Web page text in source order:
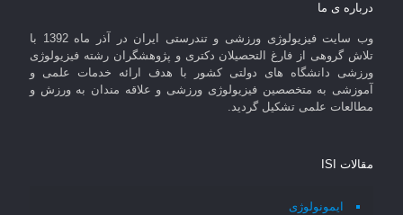
درباره ی ما
وب سایت فیزیولوژی ورزشی و تندرستی ایران در آذر ماه 1392 با
تلاش گروهی از فارغ التحصیلان دکتری و پژوهشگران رشته فیزیولوژی
ورزشی دانشگاه های دولتی کشور با هدف ارائه خدمات علمی و
آموزشی به متخصصین فیزیولوژی ورزشی و علاقه مندان به ورزش و
مطالعات علمی تشکیل گردید.
مقالات ISI
ایمونولوژی